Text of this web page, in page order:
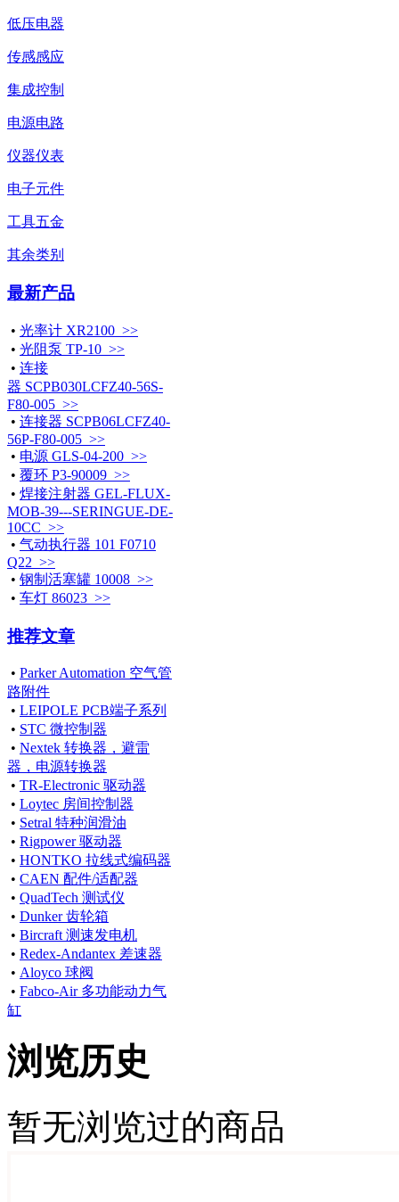
低压电器
传感感应
集成控制
电源电路
仪器仪表
电子元件
工具五金
其余类别
最新产品
• 光率计 XR2100 >>
• 光阻泵 TP-10 >>
• 连接
器 SCPB030LCFZ40-56S-
F80-005 >>
• 连接器 SCPB06LCFZ40-
56P-F80-005 >>
• 电源 GLS-04-200 >>
• 覆环 P3-90009 >>
• 焊接注射器 GEL-FLUX-
MOB-39---SERINGUE-DE-
10CC >>
• 气动执行器 101 F0710
Q22 >>
• 钢制活塞罐 10008 >>
• 车灯 86023 >>
推荐文章
• Parker Automation 空气管
路附件
• LEIPOLE PCB端子系列
• STC 微控制器
• Nextek 转换器，避雷
器，电源转换器
• TR-Electronic 驱动器
• Loytec 房间控制器
• Setral 特种润滑油
• Rigpower 驱动器
• HONTKO 拉线式编码器
• CAEN 配件/适配器
• QuadTech 测试仪
• Dunker 齿轮箱
• Bircraft 测速发电机
• Redex-Andantex 差速器
• Aloyco 球阀
• Fabco-Air 多功能动力气
缸
浏览历史
暂无浏览过的商品